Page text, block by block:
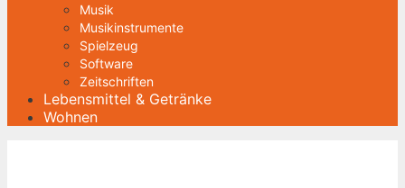
Musik
Musikinstrumente
Spielzeug
Software
Zeitschriften
Lebensmittel & Getränke
Wohnen